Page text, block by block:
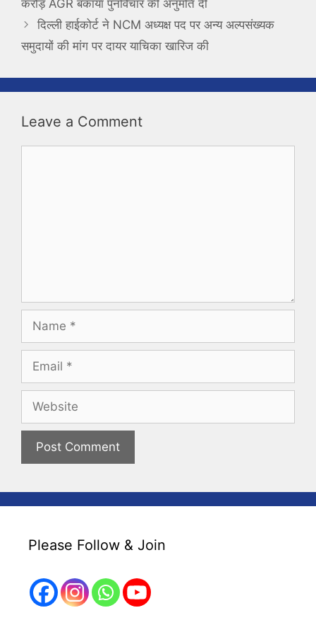
करोड़ AGR बकाया पुनर्विचार की अनुमति दी
दिल्ली हाईकोर्ट ने NCM अध्यक्ष पद पर अन्य अल्पसंख्यक
समुदायों की मांग पर दायर याचिका खारिज की
Leave a Comment
Please Follow & Join